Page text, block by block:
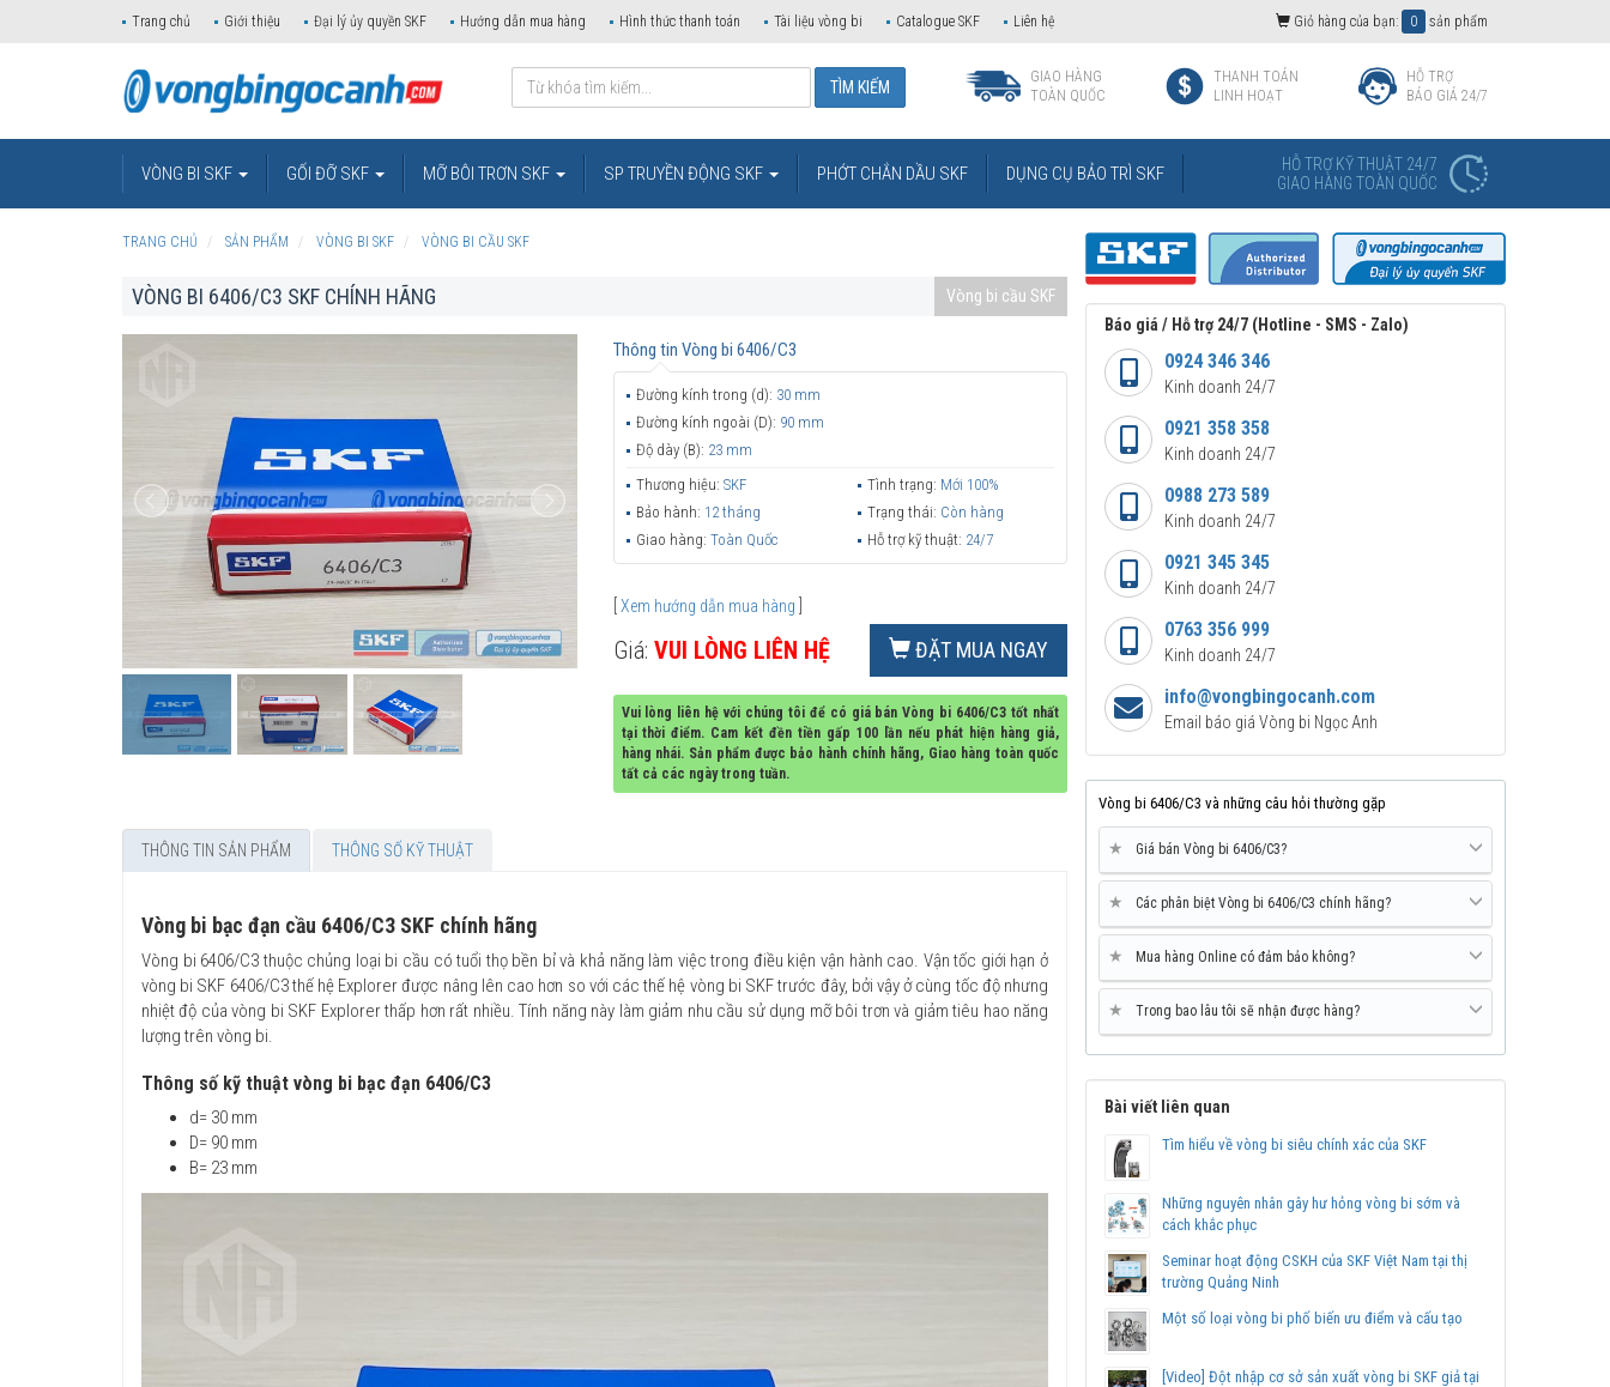
Trang chủ Giới thiệu Đại lý ủy quyền SKF Hướng dẫn mua hàng Hình thức thanh toán Tài liệu vòng bi Catalogue SKF Liên hệ Giỏ hàng của bạn: 0 sản phẩm
GIAO HÀNG
TOÀN QUỐC
THANH TOÁN
LINH HOẠT
HỖ TRỢ
BÁO GIÁ 24/7
VÒNG BI SKF GỐI ĐỠ SKF MỠ BÔI TRƠN SKF SP TRUYỀN ĐỘNG SKF PHỚT CHẮN DẦU SKF DỤNG CỤ BẢO TRÌ SKF
HỖ TRỢ KỸ THUẬT 24/7
GIAO HÀNG TOÀN QUỐC
TRANG CHỦ SẢN PHẨM VÒNG BI SKF VÒNG BI CẦU SKF
VÒNG BI 6406/C3 SKF CHÍNH HÃNG Vòng bi cầu SKF
Thông tin Vòng bi 6406/C3
Đường kính trong (d): 30 mm
Đường kính ngoài (D): 90 mm
Độ dày (B): 23 mm
Thương hiệu: SKF Tình trạng: Mới 100%
Bảo hành: 12 tháng Trạng thái: Còn hàng
Giao hàng: Toàn Quốc Hỗ trợ kỹ thuật: 24/7
Xem hướng dẫn mua hàng
Giá: VUI LÒNG LIÊN HỆ ĐẶT MUA NGAY
Vui lòng liên hệ với chúng tôi để có giá bán Vòng bi 6406/C3 tốt nhất
tại thời điểm. Cam kết đền tiền gấp 100 lần nếu phát hiện hàng giả,
hàng nhái. Sản phẩm được bảo hành chính hãng, Giao hàng toàn quốc
tất cả các ngày trong tuần.
THÔNG TIN SẢN PHẨM THÔNG SỐ KỸ THUẬT
Vòng bi bạc đạn cầu 6406/C3 SKF chính hãng
Vòng bi 6406/C3 thuộc chủng loại bi cầu có tuổi thọ bền bỉ và khả năng làm việc trong điều kiện vận hành cao. Vận tốc giới hạn ở
vòng bi SKF 6406/C3 thế hệ Explorer được nâng lên cao hơn so với các thế hệ vòng bi SKF trước đây, bởi vậy ở cùng tốc độ nhưng
nhiệt độ của vòng bi SKF Explorer thấp hơn rất nhiều. Tính năng này làm giảm nhu cầu sử dụng mỡ bôi trơn và giảm tiêu hao năng
lượng trên vòng bi.
Thông số kỹ thuật vòng bi bạc đạn 6406/C3
d= 30 mm
D= 90 mm
B= 23 mm
Báo giá / Hỗ trợ 24/7 (Hotline - SMS - Zalo)
0924 346 346
Kinh doanh 24/7
0921 358 358
Kinh doanh 24/7
0988 273 589
Kinh doanh 24/7
0921 345 345
Kinh doanh 24/7
0763 356 999
Kinh doanh 24/7
info@vongbingocanh.com
Email báo giá Vòng bi Ngọc Anh
Vòng bi 6406/C3 và những câu hỏi thường gặp
★ Giá bán Vòng bi 6406/C3?
★ Các phân biệt Vòng bi 6406/C3 chính hãng?
★ Mua hàng Online có đảm bảo không?
★ Trong bao lâu tôi sẽ nhận được hàng?
Bài viết liên quan
Tìm hiểu về vòng bi siêu chính xác của SKF
Những nguyên nhân gây hư hỏng vòng bi sớm và
cách khắc phục
Seminar hoạt động CSKH của SKF Việt Nam tại thị
trường Quảng Ninh
Một số loại vòng bi phố biến ưu điểm và cấu tạo
[Video] Đột nhập cơ sở sản xuất vòng bi SKF giả tại